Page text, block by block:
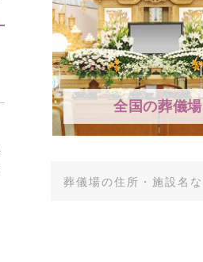
全国の葬儀場